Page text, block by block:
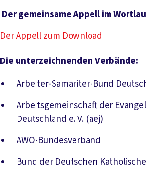
Der gemeinsame Appell im
Der Appell zum Download
Die unterzeichnenden Verbände:
Arbeiter-Samariter-Bund
Arbeitsgemeinschaft der
Deutschland e. V. (aej)
AWO-Bundesverband
Bund der Deutschen